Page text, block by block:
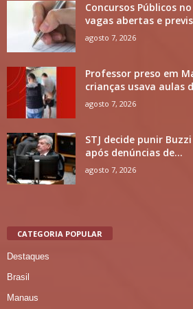
Concursos Públicos
vagas abertas e
agosto 7, 2026
Professor preso em
crianças usava aulas
agosto 7, 2026
STJ decide punir
após denúncias de...
agosto 7, 2026
CATEGORIA POPULAR
Destaques
Brasil
Manaus